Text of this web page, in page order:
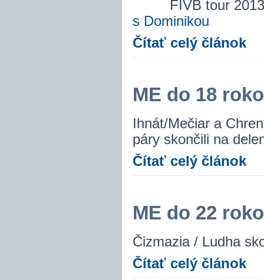
FIVB
s Dominikou
Čítať celý článok
ME do 18
Ihnát/Mečiar a
páry skončili na
Čítať celý článok
ME do 22
Čizmazia / Ludha
Čítať celý článok